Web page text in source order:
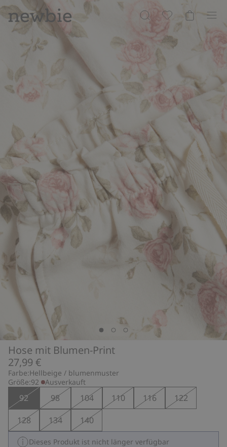
Hose mit Blumen-Print
27,99 €
Farbe:Hellbeige / blumenmuster
Größe:92 Ausverkauft
92 98 104 110 116
122
128
134 140
Dieses Produkt ist nicht länger verfügbar